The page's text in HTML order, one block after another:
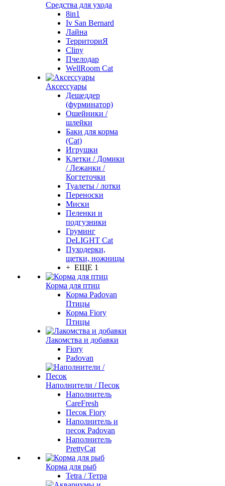
Средства для ухода
8in1
Iv San Bernard
Лайна
ТерриториЯ
Cliny
Пчелодар
WellRoom Cat
Аксессуары
Дешеддер
(фурминатор)
Ошейники /
шлейки
Баки для корма
(Cat)
Игрушки
Клетки / Домики
/ Лежанки /
Когтеточки
Туалеты / лотки
Переноски
Миски
Пеленки и
подгузники
Груминг
DeLIGHT Cat
Пуходерки,
щетки, ножницы
+ ЕЩЕ 1
Корма для птиц
Корма Padovan
Птицы
Корма Fiory
Птицы
Лакомства и добавки
Fiory
Padovan
Наполнители / Песок
Наполнитель
CareFresh
Песок Fiory
Наполнитель и
песок Padovan
Наполнитель
PrettyCat
Корма для рыб
Tetra / Тетра